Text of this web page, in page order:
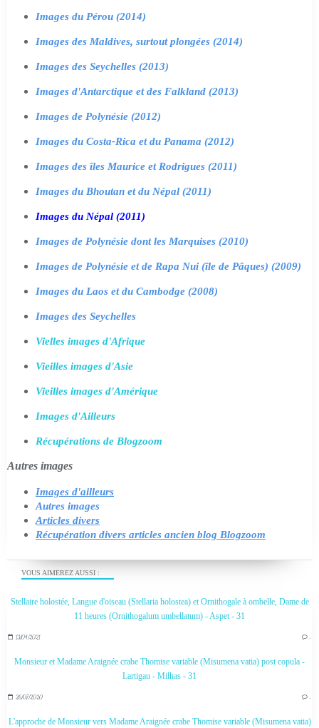
VOUS AIMEREZ AUSSI :
Stellaire holostée, Langue d'oiseau (Stellaria holostea) et Ornithogale à ombelle, Dame de
11 heures (Ornithogalum umbellatum) - Aspet - 31
13/04/2021 …
Monsieur et Madame Araignée crabe Thomise variable (Misumena vatia) post copula -
Lartigau - Milhas - 31
26/07/2020 …
L'approche de Monsieur vers Madame Araignée crabe Thomise variable (Misumena vatia)
Images du Pérou (2014)
Images des Maldives, surtout plongées (2014)
Images des Seychelles (2013)
Images d'Antarctique et des Falkland (2013)
Images de Polynésie (2012)
Images du Costa-Rica et du Panama (2012)
Images des îles Maurice et Rodrigues (2011)
Images du Bhoutan et du Népal (2011)
Images du Népal (2011)
Images de Polynésie dont les Marquises (2010)
Images de Polynésie et de Rapa Nui (île de Pâques) (2009)
Images du Laos et du Cambodge (2008)
Images des Seychelles
Vielles images d'Afrique
Vieilles images d'Asie
Vieilles images d'Amérique
Images d'Ailleurs
Récupérations de Blogzoom
Autres images
Images d'ailleurs
Autres images
Articles divers
Récupération divers articles ancien blog Blogzoom